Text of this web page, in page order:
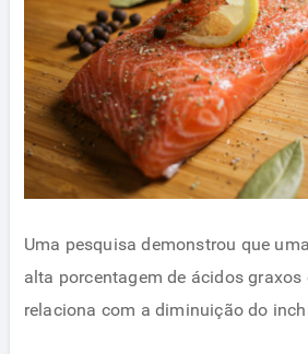
Uma pesquisa demonstrou que
alta porcentagem de ácidos graxos
relaciona com a diminuição do